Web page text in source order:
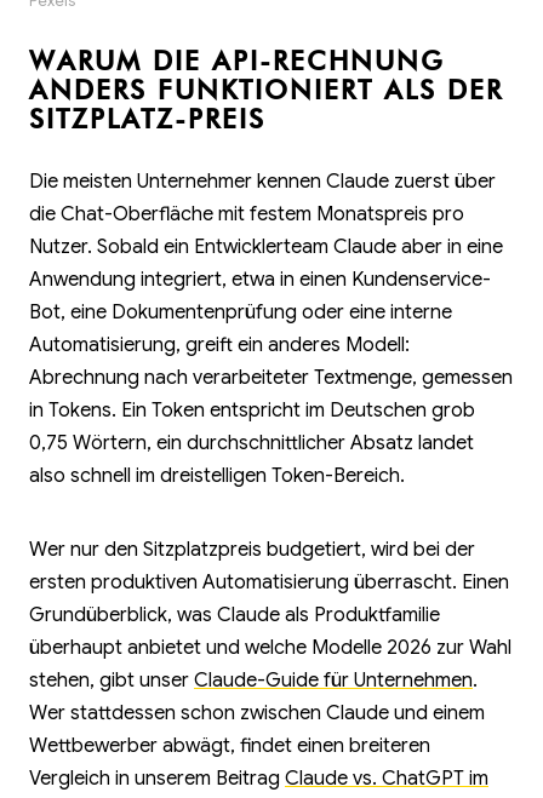
WARUM DIE API-RECHNUNG
ANDERS FUNKTIONIERT ALS DER
SITZPLATZ-PREIS
Die meisten Unternehmer kennen Claude zuerst über
die Chat-Oberfläche mit festem Monatspreis pro
Nutzer. Sobald ein Entwicklerteam Claude aber in eine
Anwendung integriert, etwa in einen Kundenservice-
Bot, eine Dokumentenprüfung oder eine interne
Automatisierung, greift ein anderes Modell:
Abrechnung nach verarbeiteter Textmenge, gemessen
in Tokens. Ein Token entspricht im Deutschen grob
0,75 Wörtern, ein durchschnittlicher Absatz landet
also schnell im dreistelligen Token-Bereich.
Wer nur den Sitzplatzpreis budgetiert, wird bei der
ersten produktiven Automatisierung überrascht. Einen
Grundüberblick, was Claude als Produktfamilie
überhaupt anbietet und welche Modelle 2026 zur Wahl
stehen, gibt unser Claude-Guide für Unternehmen.
Wer stattdessen schon zwischen Claude und einem
Wettbewerber abwägt, findet einen breiteren
Vergleich in unserem Beitrag Claude vs. ChatGPT im